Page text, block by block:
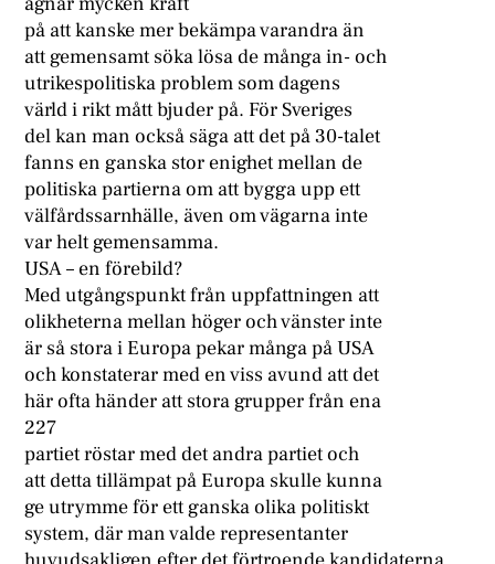
på att kanske mer bekämpa varandra än
att gemensamt söka lösa de många in- och
utrikespolitiska problem som dagens
värld i rikt mått bjuder på. För Sveriges
del kan man också säga att det på 30-talet
fanns en ganska stor enighet mellan de
politiska partierna om att bygga upp ett
välfårdssarnhälle, även om vägarna inte
var helt gemensamma.
USA – en förebild?
Med utgångspunkt från uppfattningen att
olikheterna mellan höger och vänster inte
är så stora i Europa pekar många på USA
och konstaterar med en viss avund att det
här ofta händer att stora grupper från ena
227
partiet röstar med det andra partiet och
att detta tillämpat på Europa skulle kunna
ge utrymme för ett ganska olika politiskt
system, där man valde representanter